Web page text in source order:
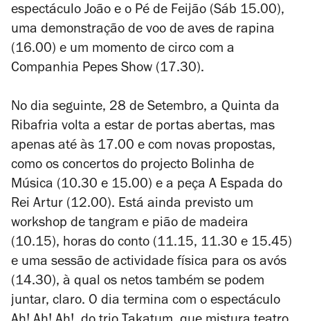
espectáculo João e o Pé de Feijão (Sáb 15.00),
uma demonstração de voo de aves de rapina
(16.00) e um momento de circo com a
Companhia Pepes Show (17.30).
​​No dia seguinte, 28 de Setembro, a Quinta da
Ribafria volta a estar de portas abertas, mas
apenas até às 17.00 e com novas propostas,
como os concertos do projecto Bolinha de
Música (10.30 e 15.00) e a peça A Espada do
Rei Artur (12.00). Está ainda previsto um
workshop de tangram e pião de madeira
(10.15), horas do conto (11.15, 11.30 e 15.45)
e uma sessão de actividade física para os avós
(14.30), à qual os netos também se podem
juntar, claro. O dia termina com o espectáculo